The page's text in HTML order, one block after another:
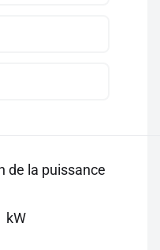
de la puissance
kW